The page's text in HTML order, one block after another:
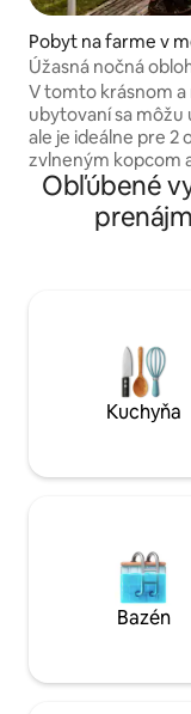
Pobyt na farme v
oie
Úžasná nočná
výhľady a ohnisko
V tomto krásnom
ubytovaní sa môžu
ale je ideálne pre 2
zvlneným kopcom
krajine je tu
objavovanie.
kravy potulujúce
mesta Nanango a
Kingaroy. South
ponúknuť pre
vinárstva,
Obľúbené
Kuchyňa
Bazén